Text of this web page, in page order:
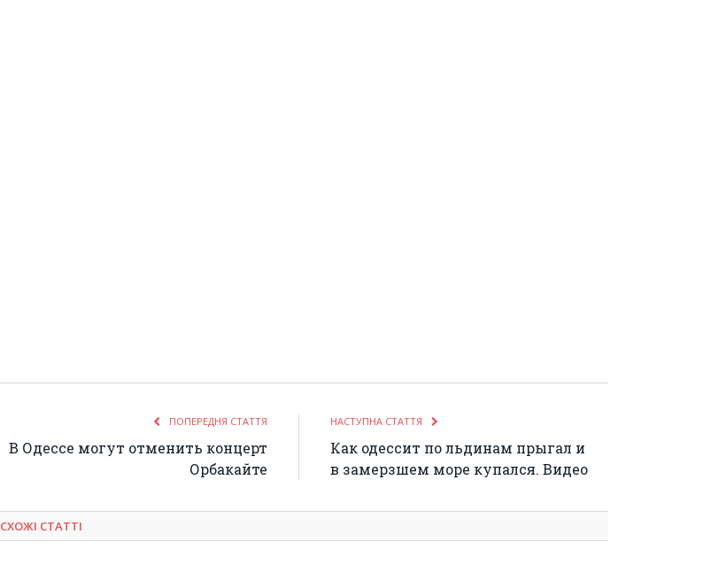
ПОПЕРЕДНЯ СТАТТЯ
В Одессе могут отменить концерт
Орбакайте
НАСТУПНА СТАТТЯ
Как одессит по льдинам прыгал и
в замерзшем море купался. Видео
СХОЖІ СТАТТІ